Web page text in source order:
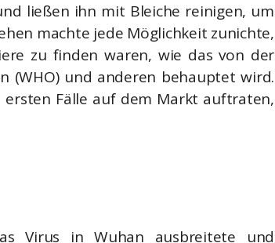
ließen ihn mit Bleiche reinigen, um
machte jede Möglichkeit zunichte,
zu finden waren, wie das von der
(WHO) und anderen behauptet wird.
ersten Fälle auf dem Markt auftraten,
Virus in Wuhan ausbreitete und